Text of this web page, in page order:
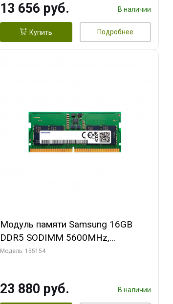
13 656 руб. В наличии
Купить Подробнее
Модуль памяти Samsung 16GB
DDR5 SODIMM 5600MHz,
M425R2GA3BB0-CWM
Модель: 155154
23 880 руб. В наличии